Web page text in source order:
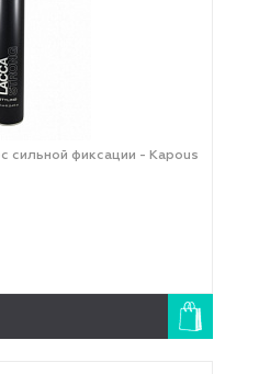
сильной фиксации - Kapous